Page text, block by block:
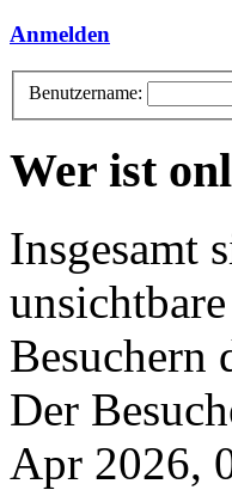
Anmelden
Benutzername:
Wer ist
Insgesamt
Besuchern
Der
Apr 2026,